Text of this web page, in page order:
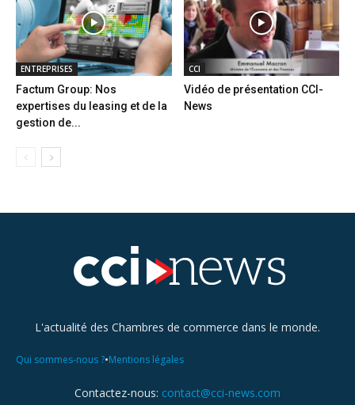
ENTREPRISES
Factum Group: Nos
expertises du leasing et de la
gestion de...
CCI
Vidéo de présentation CCI-
News
L'actualité des Chambres de commerce dans le monde.
Qui sommes-nous ?•Mentions légales
Contactez-nous: contact@cci-news.com